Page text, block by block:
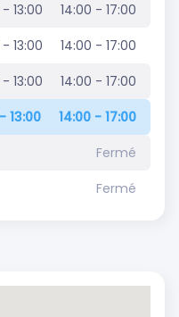
13:00
14:00 - 17:00
13:00
14:00 - 17:00
13:00
14:00 - 17:00
13:00
14:00 - 17:00
Fermé
Fermé